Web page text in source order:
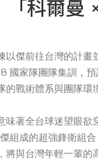
「科爾曼
以傑前往台灣的計
國家隊團隊集訓，
戰術體系與團隊環
味著全台球迷望眼
成的超強鋒衛組
將與台灣年輕一輩